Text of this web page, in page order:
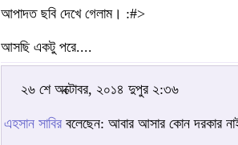
আপাদত ছবি দেখে গেলাম। :#>
আসছি একটু পরে....
২৬ শে অক্টোবর, ২০১৪ দুপুর ২:৩৬
এহসান সাবির বলেছেন: আবার আসার কোন দরকার